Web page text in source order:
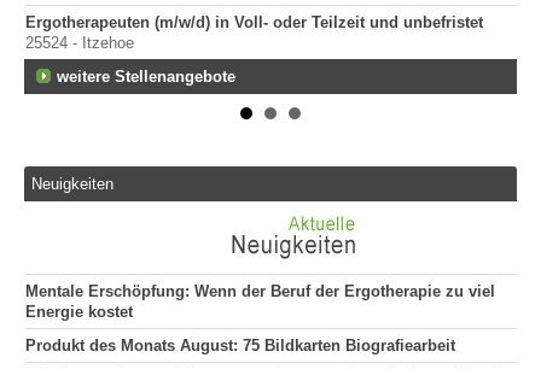
Ergotherapeuten (m/w/d) in Voll- oder Teilzeit und unbefristet
25524 - Itzehoe
weitere Stellenangebote
Neuigkeiten
Mentale Erschöpfung: Wenn der Beruf der Ergotherapie zu viel
Energie kostet
Produkt des Monats August: 75 Bildkarten Biografiearbeit